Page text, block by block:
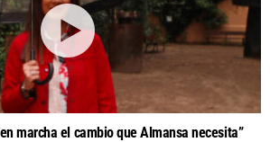
marcha el cambio que Almansa necesita”